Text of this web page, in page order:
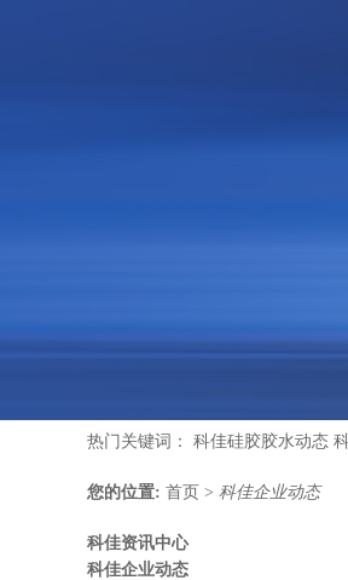
热门关键词： 科佳硅胶胶水动态
您的位置: 首页 > 科佳企业动态
科佳资讯中心
科佳企业动态